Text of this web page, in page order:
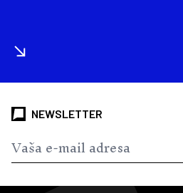
NEWSLETTER